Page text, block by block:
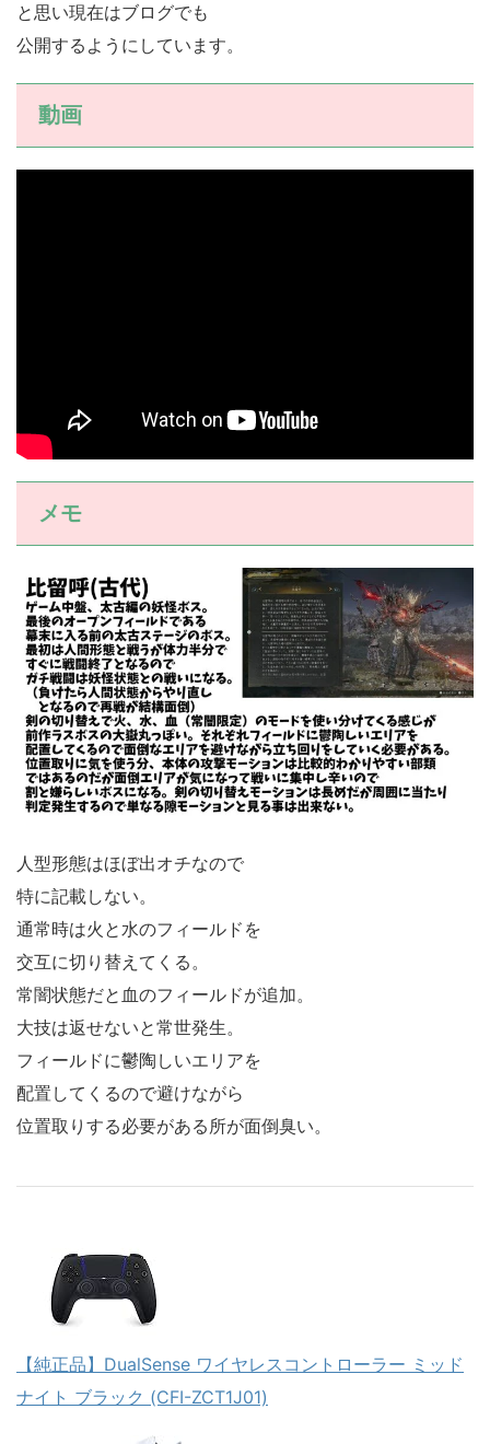
と思い現在はブログでも
公開するようにしています。
動画
メモ
人型形態はほぼ出オチなので
特に記載しない。
通常時は火と水のフィールドを
交互に切り替えてくる。
常闇状態だと血のフィールドが追加。
大技は返せないと常世発生。
フィールドに鬱陶しいエリアを
配置してくるので避けながら
位置取りする必要がある所が面倒臭い。
【純正品】DualSense ワイヤレスコントローラー ミッド
ナイト ブラック (CFI-ZCT1J01)